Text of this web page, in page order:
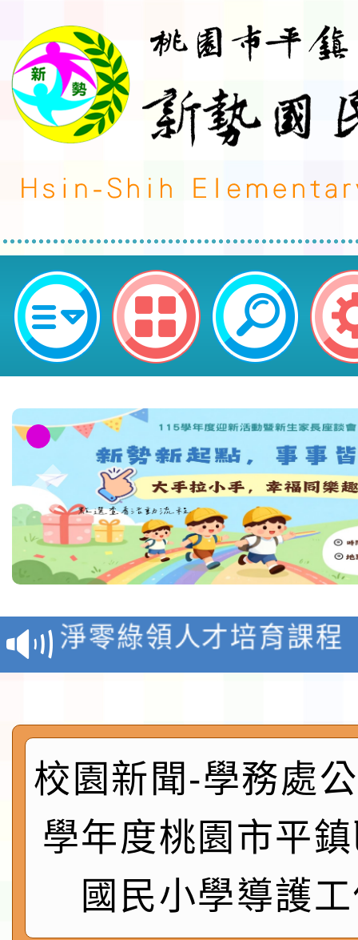
114學年度桃園市平鎮區新勢國民
施辦法-桃園市平鎮區新勢國民小學
教育部校安中心白海豚
報
淨零綠領人才培育課程
檢送桃園市115學年度
及師生本土語及新住民
實施要點各1份
115年食農教育專業人
程
函轉國家通訊傳播委員
鎮韌性（防空）演習－
速演練執行計畫」
「115年金融知識線上
法」
第3次招考代課鐘點教
檢送「桃園市115學年
校園新聞-學務處
學年度桃園市平
國民小學導護